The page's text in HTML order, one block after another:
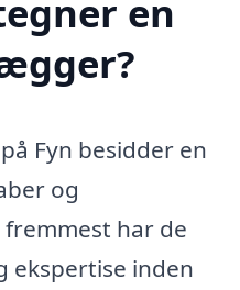
en
Fyn besidder en
og
har de
ekspertise inden